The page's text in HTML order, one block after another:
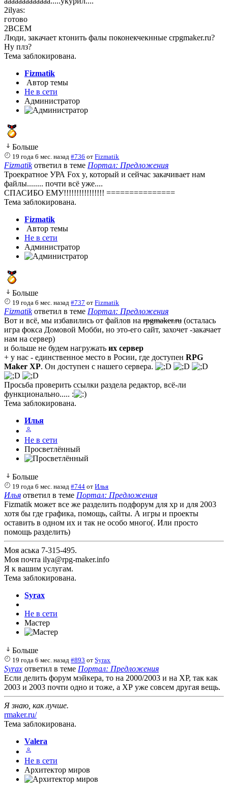
2ilyas:
готово
2ВСЕМ
Люди, закачает ктонить фалы поконекчекнные сrpgmaker.ru?
Ну плз?
Тема заблокирована.
Fizmatik
Автор темы
Не в сети
Администратор
Больше
19 года 6 мес. назад #736 отFizmatik
Fizmatikответил в теме Портал: Предложения
Троекратное УРА Fox y, который и сейчас закачивает нам
файлы........ почти всё уже....
СПАСИБО ЕМУ!!!!!!!!!!!!!!!! ===============
Тема заблокирована.
Fizmatik
Автор темы
Не в сети
Администратор
Больше
19 года 6 мес. назад #737 отFizmatik
Fizmatikответил в теме Портал: Предложения
Вот и всё, мы избавились от файлов на rpgmaker.ru (осталась
игра фокса Домовой Мобби, но это-его сайт, захочет -закачает
нам на сервер)
и больше не будем нагружать их сервер
+ у нас - единственное место в Росии, где доступен RPG
Maker XP. Он доступен с нашего сервера.
Просьба проверить ссылки раздела редактор, всё-ли
функционально..... :
Тема заблокирована.
Илья
Не в сети
Просветлённый
Больше
19 года 6 мес. назад #744 отИлья
Илья ответил в теме Портал: Предложения
Fizmatik может все же разделить подфорум для xp и для 2003
хотя бы где графика, помощь, сайты. А игры и проекты
оставить в одном их и так не особо много(. Или просто
помощь разделить)
Моя аська 7-315-495.
Моя почта ilya@rpg-maker.info
Я к вашим услугам.
Тема заблокирована.
Syrax
Не в сети
Мастер
Больше
19 года 6 мес. назад #893 отSyrax
Syrax ответил в теме Портал: Предложения
Если делить форум мэйкера, то на 2000/2003 и на ХР, так как
2003 и 2003 почти одно и тоже, а ХР уже совсем другая вещь.
Я знаю, как лучше.
rmaker.ru/
Тема заблокирована.
Valera
Не в сети
Архитектор миров